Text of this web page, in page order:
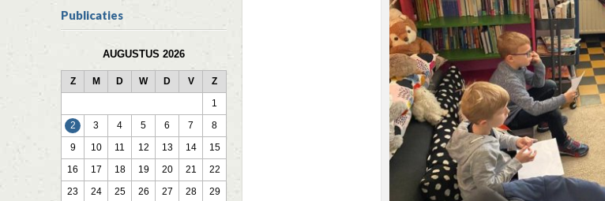
Publicaties
AUGUSTUS 2026
Z M D W D V
Z
1
2
3 4 5 6 7
8
9
10 11 12 13 14
15
16
17 18 19 20 21
22
23
24 25 26 27 28
29